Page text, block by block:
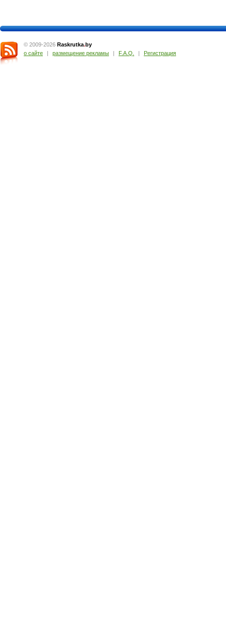
© 2009-2026 Raskrutka.by
о сайте
| размещение рекламы | F.A.Q. | Регистрация